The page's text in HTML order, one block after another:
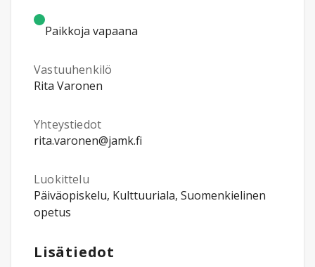
Paikkoja vapaana
Vastuuhenkilö
Rita Varonen
Yhteystiedot
rita.varonen@jamk.fi
Luokittelu
Päiväopiskelu, Kulttuuriala, Suomenkielinen
opetus
Lisätiedot